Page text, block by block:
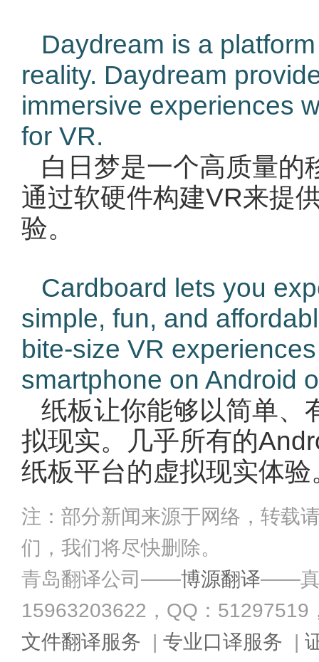
Daydream is a
reality. Daydream
immersive experiences
for VR.
白日梦是一个高质量的
通过软硬件构建VR来提
验。
Cardboard lets you
simple, fun, and
bite-size VR
smartphone on Android
纸板让你能够以简单、
拟现实。几乎所有的
纸板平台的虚拟现实体验
注：部分新闻来源于网络，转载
们，我们将尽快删除。
青岛翻译公司——博源翻译——真
15963203622，QQ：51297519
文件翻译服务 | 专业口译服务 |